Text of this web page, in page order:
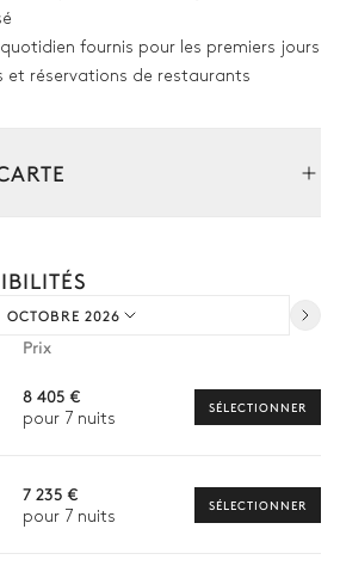
À débordement
Chauffable
Canapé
fournis pour les premiers jours
et réservations de restaurants
et au départ
l'arrivée
OCTOBRE 2026
Prix
8 405 €
pour 7 nuits
SÉLECTIONNER
7 235 €
pour 7 nuits
SÉLECTIONNER